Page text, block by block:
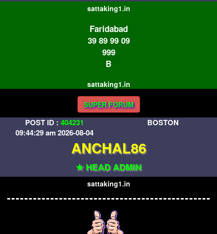
sattaking1.in
Faridabad
39 89 99 09
999
B
sattaking1.in
SUPER FORUM
POST ID : 404231
09:44:29 am 2026-08-04
BOSTON
ANCHAL86
★ HEAD ADMIN
sattaking1.in